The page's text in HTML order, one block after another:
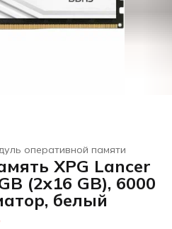
оперативной памяти
XPG Lancer
(2x16 GB), 6000
белый